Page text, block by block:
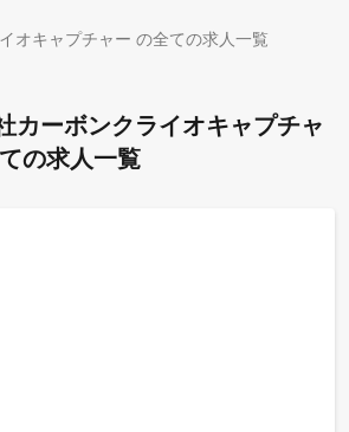
オキャプチャー の全ての求人一覧
カーボンクライオキャプチャ
の求人一覧